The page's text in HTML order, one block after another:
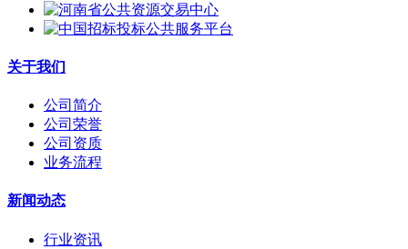
关于我们
公司简介
公司荣誉
公司资质
业务流程
新闻动态
行业资讯